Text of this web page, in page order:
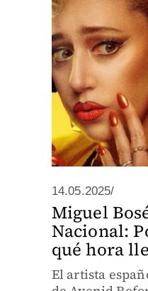
14.05.2025/
Miguel
Nacional:
qué hora
El artista